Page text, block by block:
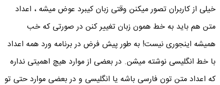
خیلی از کاربران تصور میکنن وقتی زبان کیبرد عوض میشه ، اعداد
متن هم باید به خط همون زبان تغییر کنن در صورتی که خب
همیشه اینجوری نیست! به طور پیش فرض در برنامه ورد همه اعداد
با خط انگلیسی نوشته میشن. در بعضی از موارد هیچ اهمیتی نداره
که اعداد متن تون فارسی باشه یا انگلیسی و در بعضی موارد حتی تو